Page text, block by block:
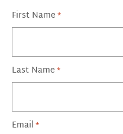
First Name*
Last Name*
Email*